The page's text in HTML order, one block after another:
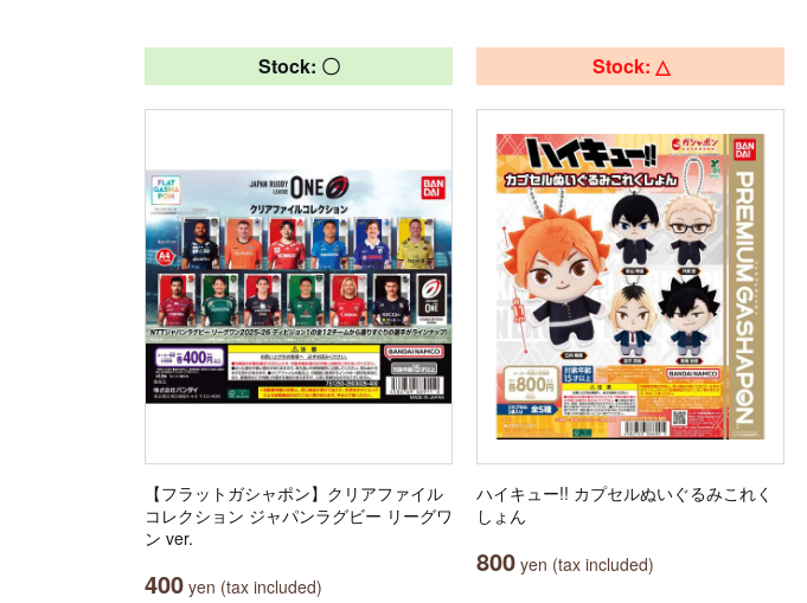
Stock: 〇
【フラットガシャポン】クリアファイル
コレクション ジャパンラグビー リーグワ
ン ver.
400 yen (tax included)
Stock: △
ハイキュー!! カプセルぬいぐるみこれく
しょん
800 yen (tax included)